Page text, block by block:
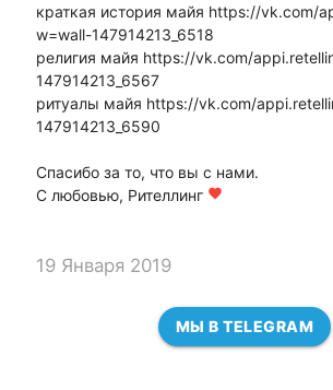
краткая история майя https://vk.com/
w=wall-147914213_6518
религия майя https://vk.com/
147914213_6567
ритуалы майя https://vk.com/
147914213_6590
Спасибо за то, что вы с нами.
С любовью, Рителлинг favorite
19 Января 2019
МЫ В TELEGRAM